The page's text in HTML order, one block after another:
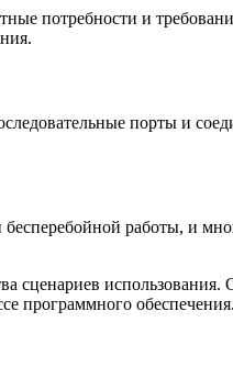
потребности и
порты и
работы, и
сценариев использования.
программного обеспечения.